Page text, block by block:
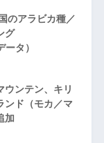
のアラビカ種／
グ
タ）
ウンテン、キリ
ンド（モカ／マ
加